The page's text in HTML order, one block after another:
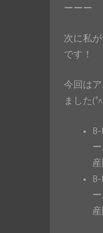
ーーー
次に私
です！
今回は
ました